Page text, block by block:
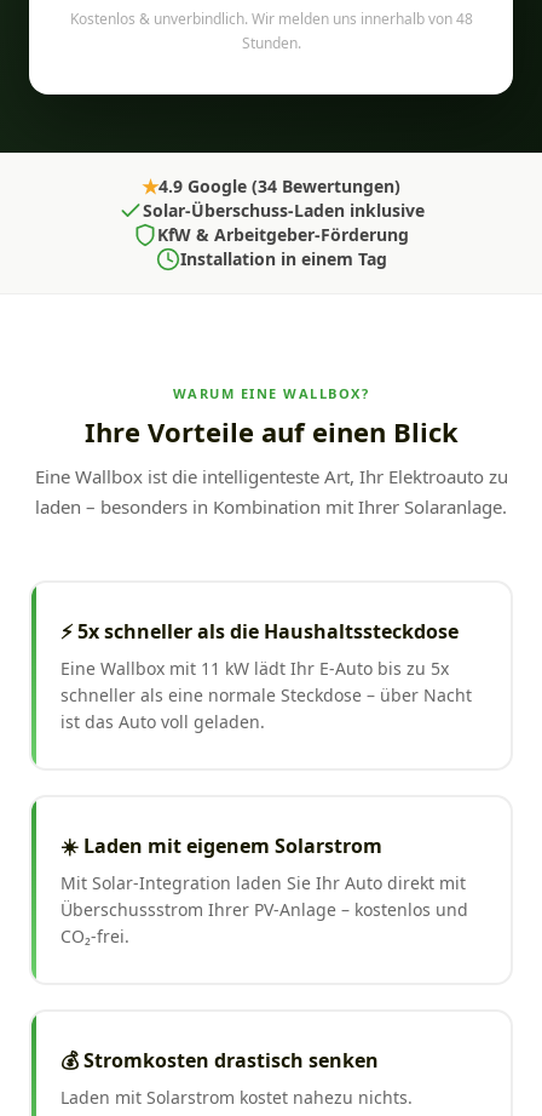
Kostenlos & unverbindlich. Wir melden uns innerhalb von 48
Stunden.
★4.9 Google (34 Bewertungen)
Solar-Überschuss-Laden inklusive
KfW & Arbeitgeber-Förderung
Installation in einem Tag
WARUM EINE WALLBOX?
Ihre Vorteile auf einen Blick
Eine Wallbox ist die intelligenteste Art, Ihr Elektroauto zu
laden – besonders in Kombination mit Ihrer Solaranlage.
⚡ 5x schneller als die Haushaltssteckdose
Eine Wallbox mit 11 kW lädt Ihr E-Auto bis zu 5x
schneller als eine normale Steckdose – über Nacht
ist das Auto voll geladen.
☀️ Laden mit eigenem Solarstrom
Mit Solar-Integration laden Sie Ihr Auto direkt mit
Überschussstrom Ihrer PV-Anlage – kostenlos und
CO₂-frei.
💰 Stromkosten drastisch senken
Laden mit Solarstrom kostet nahezu nichts.